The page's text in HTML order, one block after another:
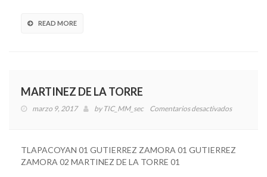
READ MORE
MARTINEZ DE LA TORRE
marzo 9, 2017 by TIC_MM_sec Comentarios desactivadosen
TLAPACOYAN 01 GUTIERREZ ZAMORA 01 GUTIERREZ
ZAMORA 02 MARTINEZ DE LA TORRE 01